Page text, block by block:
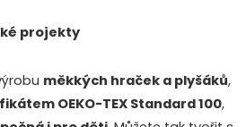
projekty
měkkých hraček a plyšáků,
OEKO-TEX Standard 100,